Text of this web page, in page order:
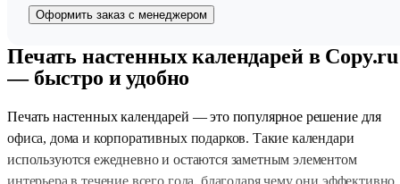
Оформить заказ с менеджером
Печать настенных календарей в Copy.ru
— быстро и удобно
Печать настенных календарей — это популярное решение для
офиса, дома и корпоративных подарков. Такие календари
используются ежедневно и остаются заметным элементом
интерьера в течение всего года, благодаря чему они эффективно